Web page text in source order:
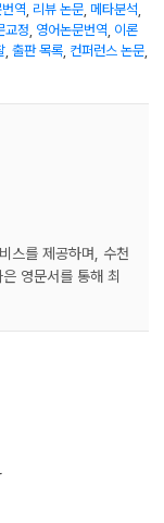
역 리뷰 논문 메타분석
교정 영어논문번역 이론
출판 목록 컨퍼런스 논문
스를 제공하며, 수천
영문서를 통해 최